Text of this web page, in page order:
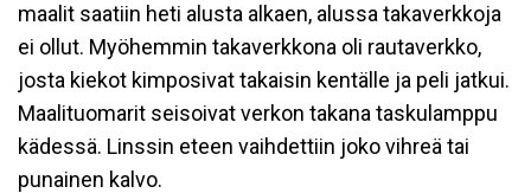
maalit saatiin heti alusta alkaen, alussa takaverkkoja
ei ollut. Myöhemmin takaverkkona oli rautaverkko,
josta kiekot kimposivat takaisin kentälle ja peli jatkui.
Maalituomarit seisoivat verkon takana taskulamppu
kädessä. Linssin eteen vaihdettiin joko vihreä tai
punainen kalvo.